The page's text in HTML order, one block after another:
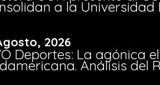
a la Universidad
2026
Deportes: La agónica
Análisis del